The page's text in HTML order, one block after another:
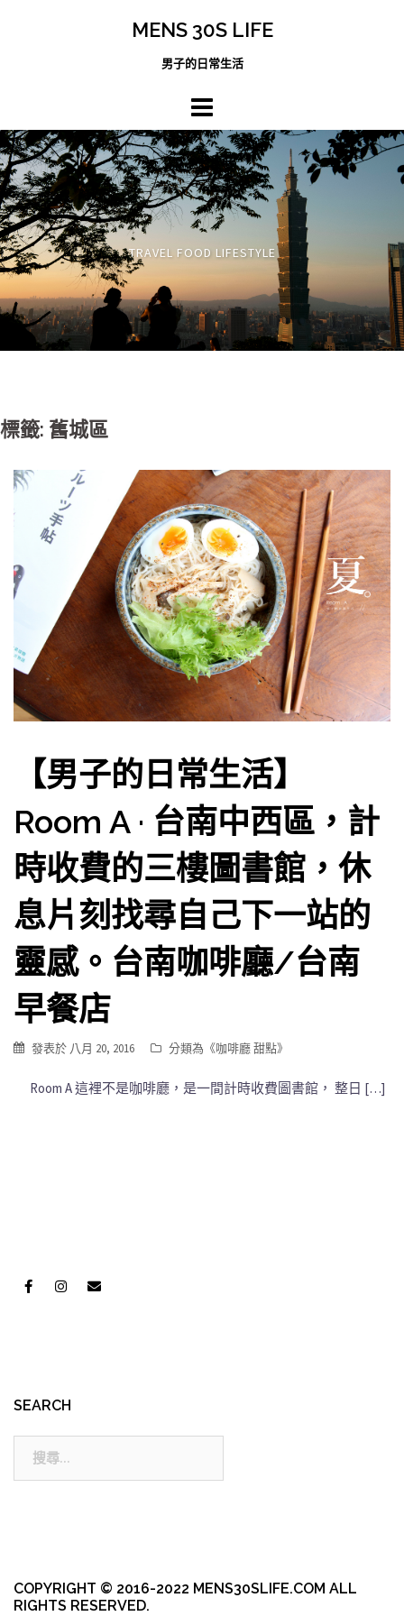
MENS 30S LIFE
男子的日常生活
TRAVEL FOOD LIFESTYLE
標籤: 舊城區
【男子的日常生活】
Room A · 台南中西區，計
時收費的三樓圖書館，休
息片刻找尋自己下一站的
靈感。台南咖啡廳/台南
早餐店
發表於 八月 20, 2016 分類為《咖啡廳 甜點》
Room A 這裡不是咖啡廳，是一間計時收費圖書館， 整日 […]
SEARCH
COPYRIGHT © 2016-2022 MENS30SLIFE.COM ALL
RIGHTS RESERVED.